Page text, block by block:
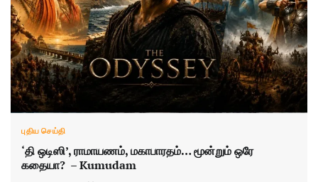
புதிய செய்தி
‘தி ஒடிஸி’, ராமாயணம், மகாபாரதம்… மூன்றும் ஒரே
கதையா? – Kumudam